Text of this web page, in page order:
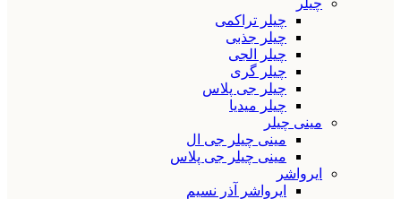
چیلر تراکمی
چیلر جذبی
چیلر الجی
چیلر گری
چیلر جی پلاس
چیلر میدیا
مینی چیلر
مینی چیلر جی ال
مینی چیلر جی پلاس
ایرواشر
ایرواشر آذر نسیم